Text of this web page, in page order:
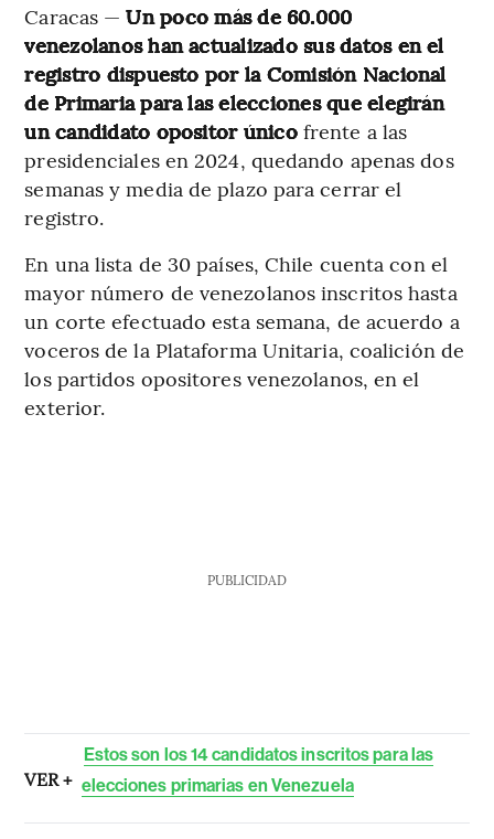
Caracas —Un poco más de 60.000
venezolanos han actualizado sus datos en el
registro dispuesto por la Comisión Nacional
de Primaria para las elecciones que elegirán
un candidato opositor únicofrente a las
presidenciales en 2024, quedando apenas dos
semanas y media de plazo para cerrar el
registro.
En una lista de 30 países, Chile cuenta con el
mayor número de venezolanos inscritos hasta
un corte efectuado esta semana, de acuerdo a
voceros de la Plataforma Unitaria, coalición de
los partidos opositores venezolanos, en el
exterior.
PUBLICIDAD
VER +
Estos son los 14 candidatos inscritos para las
elecciones primarias en Venezuela